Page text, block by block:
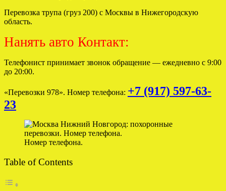
Перевозка трупа (груз 200) с Москвы в Нижегородскую
область.
Нанять авто Контакт:
Телефонист принимает звонок обращение — ежедневно с 9:00
до 20:00.
«Перевозки 978». Номер телефона: +7 (917) 597-63-
23
Номер телефона.
Table of Contents